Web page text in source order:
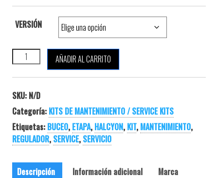
VERSIÓN
HALCYON KIT MANTENIMIENTO 1ª ETAPA cantidad
AÑADIR AL CARRITO
SKU: N/D
Categoría: KITS DE MANTENIMIENTO / SERVICE KITS
Etiquetas: BUCEO, ETAPA, HALCYON, KIT, MANTENIMIENTO,
REGULADOR, SERVICE, SERVICIO
Descripción Información adicional
Marca